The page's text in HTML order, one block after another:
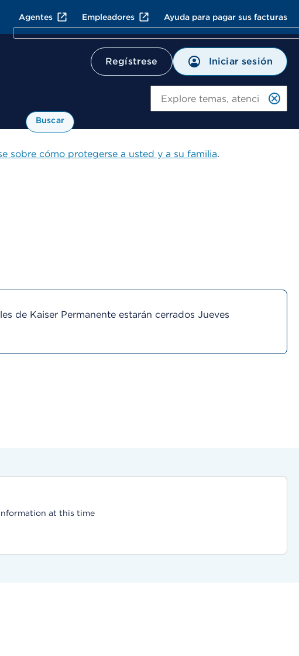
Agentes Empleadores Ayuda para pagar sus facturas
Regístrese Iniciar sesión
Buscar
sobre cómo protegerse a usted y a su familia.
de Kaiser Permanente estarán cerrados Jueves
at this time